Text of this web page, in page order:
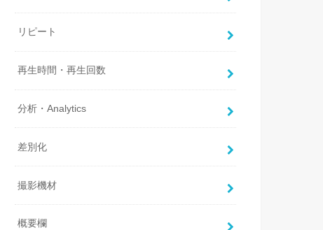
リピート
再生時間・再生回数
分析・Analytics
差別化
撮影機材
概要欄